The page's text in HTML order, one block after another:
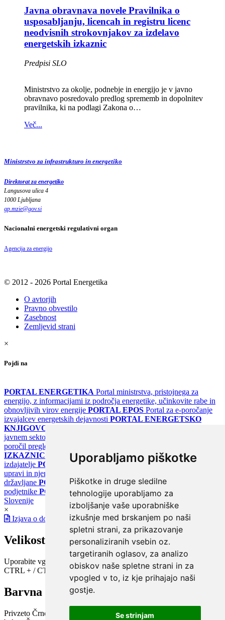
Uporabljamo piškotke
Piškotke in druge sledilne
tehnologije uporabljamo za
izboljšanje vaše uporabniške
izkušnje med brskanjem po naši
spletni strani, za prikazovanje
personaliziranih vsebin oz.
targetiranih oglasov, za analizo
obiskov naše spletne strani in za
vpogled v to, iz kje prihajajo naši
gostje.
Se strinjam
Javna obravnava novele Pravilnika o
usposabljanju, licencah in registru licenc
neodvisnih strokovnjakov za izdelavo
energetskih izkaznic
Predpisi SLO
Ministrstvo za okolje, podnebje in energijo je v javno
obravnavo posredovalo predlog sprememb in dopolnitev
pravilnika, ki na podlagi Zakona o…
Več...
Ministrstvo za infrastrukturo in energetiko
Direktorat za energetiko
Langusova ulica 4
1000 Ljubljana
gp.mzie@gov.si
Nacionalni energetski regulativni organ
Agencija za energijo
© 2012 - 2026 Portal Energetika
O avtorjih
Pravno obvestilo
Zasebnost
Zemljevid strani
×
Pojdi na
PORTAL ENERGETIKA Portal ministrstva, pristojnega za
energijo, z informacijami iz področja energetike, učinkovite rabe in
obnovljivih virov energije PORTAL EPOS Portal za e-poročanje
izvajalcev energetskih dejavnosti PORTAL ENERGETSKO
KNJIGOVODSTVO
javnem sektorju
poročil pregledov klimatskih sistemov
IZKAZNICE
Register energetskih izkaznic - za izdelovalce in
izdajatelje PORTAL GOV.SI Osrednje spletno mesto o državni
upravi in njenih storitvah
državljane PORTAL SPOT Državni portal za podjetja in
podjetnike PORTAL OPSI Državni portal odprtih podatkov
Slovenije
×
Izjava o dostopnosti
Velikost pisave
Uporabite vgrajeno funkcijo brskalnika
CTRL + / CTRL -
Barvna shema
Privzeto Črno na belem Belo na črnem Črno na bež